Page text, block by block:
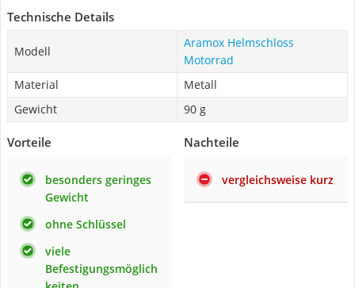
Technische Details
Modell
Aramox Helmschloss
Motorrad
Material
Metall
Gewicht
90 g
Vorteile
besonders geringes
Gewicht
ohne Schlüssel
viele
Befestigungsmöglich
Nachteile
vergleichsweise kurz